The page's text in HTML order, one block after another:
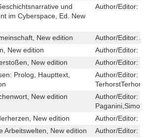
und
im Cyberspace, Ed. New
Author/Editor:
New edition Author/Editor:
New edition
Author/Editor:
New edition
Author/Editor:
Prolog, Haupttext,
Author/Editor:
New edition
Author/Editor:
New edition
Author/Editor:
Arbeitswelten, New edition
Author/Editor: